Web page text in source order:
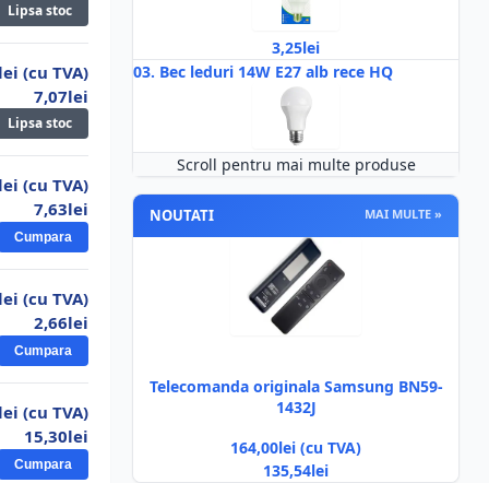
Lipsa stoc
(cu TVA)
7,07lei
Lipsa stoc
(cu TVA)
7,63lei
Cumpara
(cu TVA)
2,66lei
Cumpara
(cu TVA)
15,30lei
Cumpara
3,25lei
03. Bec leduri 14W E27 alb rece HQ
6,00lei
04.Bec leduri 12W E27 Leso
5,20lei
Bec leduri 7W E14 lumanare Leso
4,03lei
12,53lei
Scroll pentru mai multe produse
NOUTATI MAI MULTE »
Telecomanda originala Samsung BN59-
1432J
164,00lei (cu TVA)
135,54lei